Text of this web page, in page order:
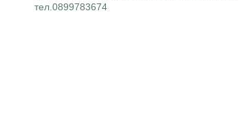
тел.0899783674